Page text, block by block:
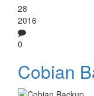
28
2016
0
Cobian